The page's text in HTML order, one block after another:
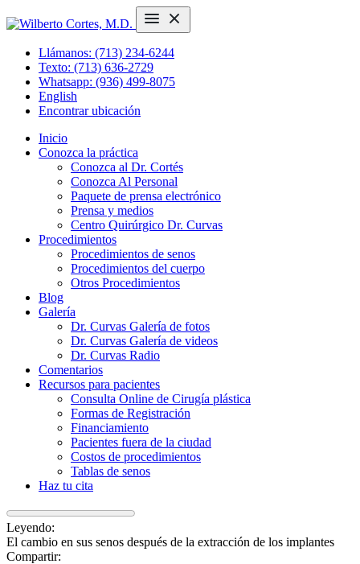
Llámanos: (713) 234-6244
Texto: (713) 636-2729
Whatsapp: (936) 499-8075
English
Encontrar ubicación
Inicio
Conozca la práctica
Conozca al Dr. Cortés
Conozca Al Personal
Paquete de prensa electrónico
Prensa y medios
Centro Quirúrgico Dr. Curvas
Procedimientos
Procedimientos de senos
Procedimientos del cuerpo
Otros Procedimientos
Blog
Galería
Dr. Curvas Galería de fotos
Dr. Curvas Galería de videos
Dr. Curvas Radio
Comentarios
Recursos para pacientes
Consulta Online de Cirugía plástica
Formas de Registración
Financiamiento
Pacientes fuera de la ciudad
Costos de procedimientos
Tablas de senos
Haz tu cita
Leyendo:
El cambio en sus senos después de la extracción de los implantes
Compartir: